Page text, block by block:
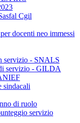
Cgil
docenti neo immessi
servizio - SNALS
servizio - GILDA
sindacali
di ruolo
servizio